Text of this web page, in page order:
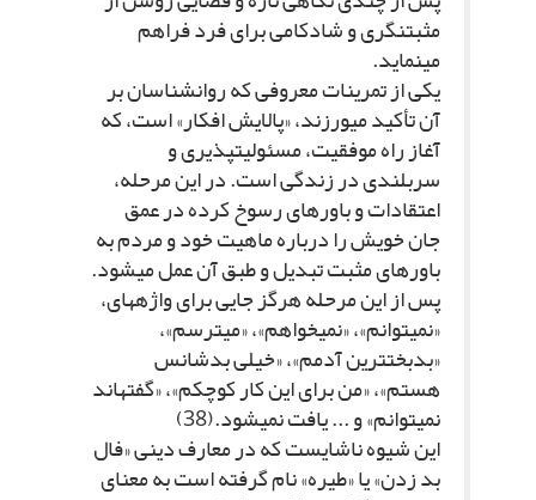
مثبت‏نگرى و شادکامى براى فرد فراهم
مى‏نماید.
یکى از تمرینات معروفى که روانشناسان بر
آن تأکید مى‏ورزند، «پالایش افکار» است، که
آغاز راه موفقیت، مسئولیت‏پذیرى و
سربلندى در زندگى است. در این مرحله،
اعتقادات و باورهاى رسوخ کرده در عمق
جان خویش را درباره ماهیت خود و مردم به
باورهاى مثبت تبدیل و طبق آن عمل مى‏شود.
پس از این مرحله هرگز جایى براى واژه‏هاى،
«نمى‏توانم»، «نمى‏خواهم»، «مى‏ترسم»،
«بدبخت‏ترین آدمم»، «خیلى بدشانس
هستم»، «من براى این کار کوچکم»، «گفته‏اند
نمى‏توانم» و ... یافت نمى‏شود.(38)
این شیوه ناشایست که در معارف دینى «فال
بد زدن» یا «طیره» نام گرفته است به معناى